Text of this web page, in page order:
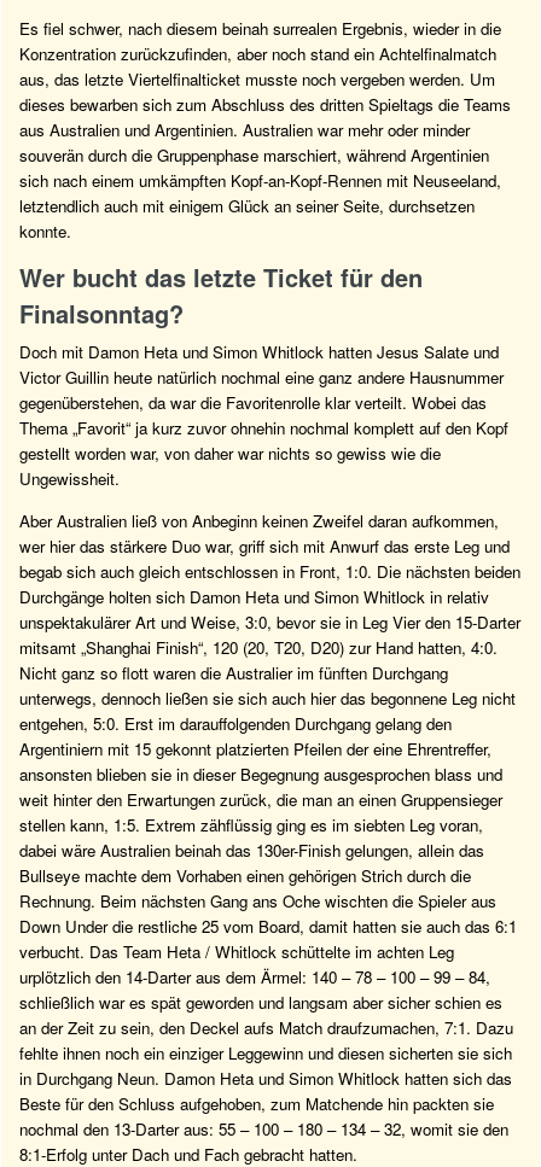
Es fiel schwer, nach diesem beinah surrealen Ergebnis, wieder in die
Konzentration zurückzufinden, aber noch stand ein Achtelfinalmatch
aus, das letzte Viertelfinalticket musste noch vergeben werden. Um
dieses bewarben sich zum Abschluss des dritten Spieltags die Teams
aus Australien und Argentinien. Australien war mehr oder minder
souverän durch die Gruppenphase marschiert, während Argentinien
sich nach einem umkämpften Kopf-an-Kopf-Rennen mit Neuseeland,
letztendlich auch mit einigem Glück an seiner Seite, durchsetzen
konnte.
Wer bucht das letzte Ticket für den
Finalsonntag?
Doch mit Damon Heta und Simon Whitlock hatten Jesus Salate und
Victor Guillin heute natürlich nochmal eine ganz andere Hausnummer
gegenüberstehen, da war die Favoritenrolle klar verteilt. Wobei das
Thema „Favorit“ ja kurz zuvor ohnehin nochmal komplett auf den Kopf
gestellt worden war, von daher war nichts so gewiss wie die
Ungewissheit.
Aber Australien ließ von Anbeginn keinen Zweifel daran aufkommen,
wer hier das stärkere Duo war, griff sich mit Anwurf das erste Leg und
begab sich auch gleich entschlossen in Front, 1:0. Die nächsten beiden
Durchgänge holten sich Damon Heta und Simon Whitlock in relativ
unspektakulärer Art und Weise, 3:0, bevor sie in Leg Vier den 15-Darter
mitsamt „Shanghai Finish“, 120 (20, T20, D20) zur Hand hatten, 4:0.
Nicht ganz so flott waren die Australier im fünften Durchgang
unterwegs, dennoch ließen sie sich auch hier das begonnene Leg nicht
entgehen, 5:0. Erst im darauffolgenden Durchgang gelang den
Argentiniern mit 15 gekonnt platzierten Pfeilen der eine Ehrentreffer,
ansonsten blieben sie in dieser Begegnung ausgesprochen blass und
weit hinter den Erwartungen zurück, die man an einen Gruppensieger
stellen kann, 1:5. Extrem zähflüssig ging es im siebten Leg voran,
dabei wäre Australien beinah das 130er-Finish gelungen, allein das
Bullseye machte dem Vorhaben einen gehörigen Strich durch die
Rechnung. Beim nächsten Gang ans Oche wischten die Spieler aus
Down Under die restliche 25 vom Board, damit hatten sie auch das 6:1
verbucht. Das Team Heta / Whitlock schüttelte im achten Leg
urplötzlich den 14-Darter aus dem Ärmel: 140 – 78 – 100 – 99 – 84,
schließlich war es spät geworden und langsam aber sicher schien es
an der Zeit zu sein, den Deckel aufs Match draufzumachen, 7:1. Dazu
fehlte ihnen noch ein einziger Leggewinn und diesen sicherten sie sich
in Durchgang Neun. Damon Heta und Simon Whitlock hatten sich das
Beste für den Schluss aufgehoben, zum Matchende hin packten sie
nochmal den 13-Darter aus: 55 – 100 – 180 – 134 – 32, womit sie den
8:1-Erfolg unter Dach und Fach gebracht hatten.